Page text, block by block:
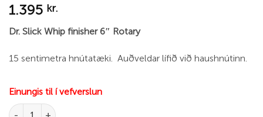
1.395 kr.
Dr. Slick Whip finisher 6″ Rotary
15 sentimetra hnútatæki. Auðveldar lífið við haushnútinn.
Einungis til í vefverslun
Dr. Slick Whip Finisher 6" Rotary quantity